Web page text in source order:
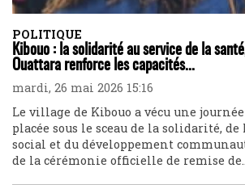
POLITIQUE
Kibouo : la solidarité au service de la
Ouattara renforce les capacités...
mardi, 26 mai 2026 15:16
Le village de Kibouo a vécu une
placée sous le sceau de la solidarité, de
social et du développement
de la cérémonie officielle de remise de...